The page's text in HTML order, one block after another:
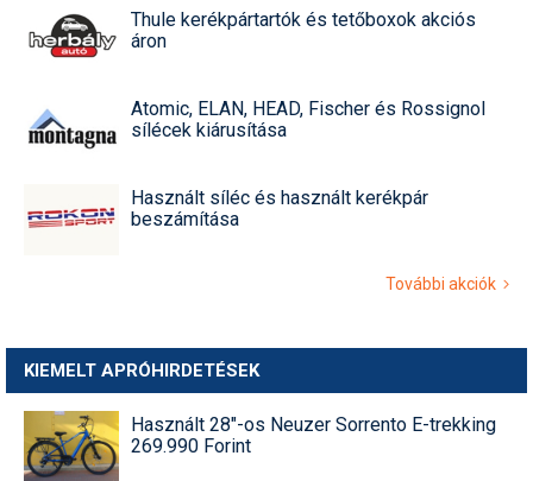
Thule kerékpártartók és tetőboxok akciós
áron
Atomic, ELAN, HEAD, Fischer és Rossignol
sílécek kiárusítása
Használt síléc és használt kerékpár
beszámítása
További akciók
KIEMELT APRÓHIRDETÉSEK
Használt 28"-os Neuzer Sorrento E-trekking
269.990 Forint